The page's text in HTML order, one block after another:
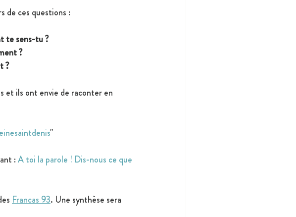
de ces questions :
te sens-tu ?
?
?
et ils ont envie de raconter en
"
: A toi la parole ! Dis-nous ce que
Francas 93. Une synthèse sera